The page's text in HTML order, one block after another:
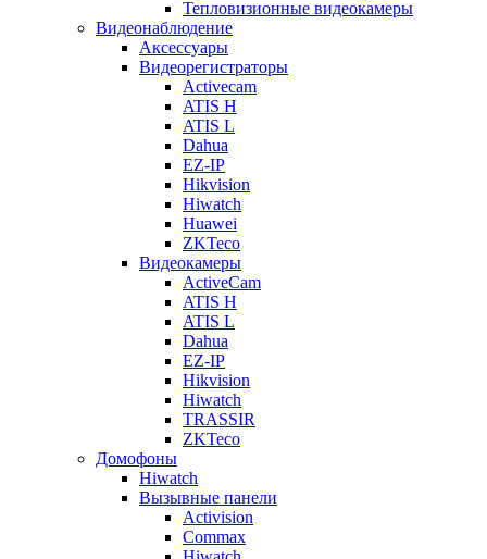
Тепловизионные видеокамеры
Видеонаблюдение
Аксессуары
Видеорегистраторы
Activecam
ATIS H
ATIS L
Dahua
EZ-IP
Hikvision
Hiwatch
Huawei
ZKTeco
Видеокамеры
ActiveCam
ATIS H
ATIS L
Dahua
EZ-IP
Hikvision
Hiwatch
TRASSIR
ZKTeco
Домофоны
Hiwatch
Вызывные панели
Activision
Commax